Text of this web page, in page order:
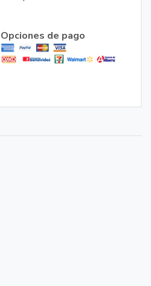
Opciones de pago